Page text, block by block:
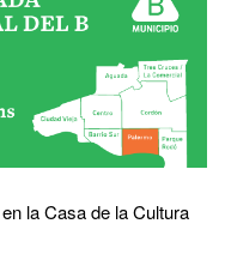
la Casa de la Cultura